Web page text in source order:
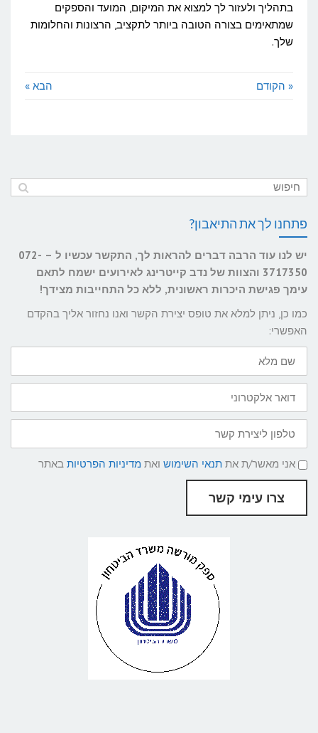
בתהליך ולעזור לך למצוא את המיקום, המועד והספקים
שמתאימים בצורה הטובה ביותר לתקציב, הרצונות והחלומות
שלך.
« הקודם הבא »
פתחנו לך את התיאבון?
יש לנו עוד הרבה דברים להראות לך, התקשר עכשיו ל – 072-
3717350 והצוות של נדב קייטרינג לאירועים ישמח לתאם
עימך פגישת היכרות ראשונית, ללא כל התחייבות מצידך!
כמו כן, ניתן למלא את טופס יצירת הקשר ואנו נחזור אליך בהקדם
האפשרי:
שם
מלא
דואר
אלקטרוני
טלפון
ליצירת
קשר
תנאי
שימוש
ומדיניות
פרטיות
אני מאשר/ת את תנאי השימוש ואת מדיניות הפרטיות באתר
צרו עימי קשר